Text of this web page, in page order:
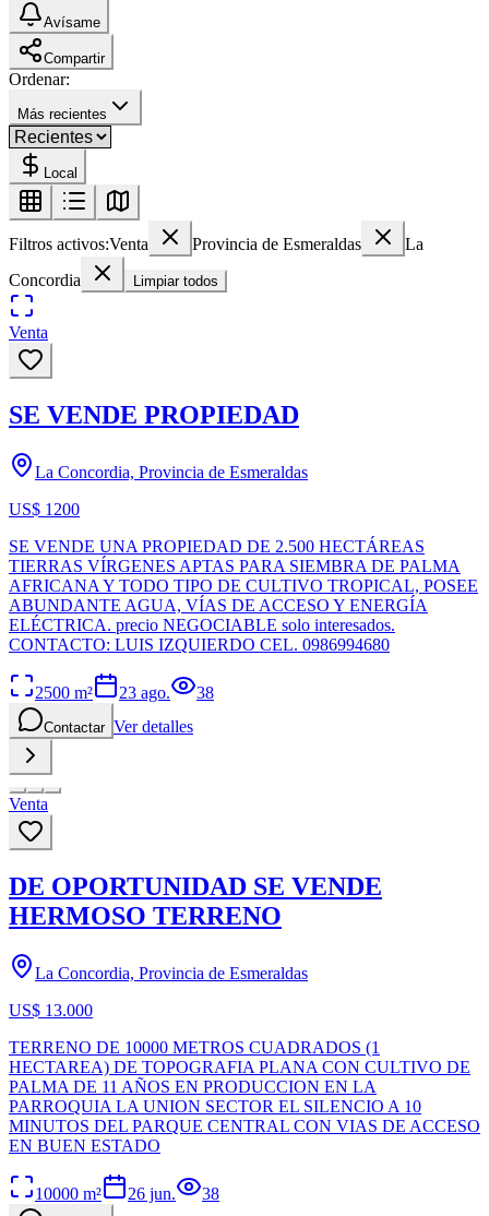
Avísame
Compartir
Ordenar:
Más recientes
Local
Filtros activos:Venta Provincia de Esmeraldas
La
Concordia
Limpiar todos
Venta
SE VENDE PROPIEDAD
La Concordia, Provincia de Esmeraldas
US$ 1200
SE VENDE UNA PROPIEDAD DE 2.500 HECTÁREAS
TIERRAS VÍRGENES APTAS PARA SIEMBRA DE PALMA
AFRICANA Y TODO TIPO DE CULTIVO TROPICAL, POSEE
ABUNDANTE AGUA, VÍAS DE ACCESO Y ENERGÍA
ELÉCTRICA. precio NEGOCIABLE solo interesados.
CONTACTO: LUIS IZQUIERDO CEL. 0986994680
2500 m² 23 ago. 38
Contactar Ver detalles
Venta
DE OPORTUNIDAD SE VENDE
HERMOSO TERRENO
La Concordia, Provincia de Esmeraldas
US$ 13.000
TERRENO DE 10000 METROS CUADRADOS (1
HECTAREA) DE TOPOGRAFIA PLANA CON CULTIVO DE
PALMA DE 11 AÑOS EN PRODUCCION EN LA
PARROQUIA LA UNION SECTOR EL SILENCIO A 10
MINUTOS DEL PARQUE CENTRAL CON VIAS DE ACCESO
EN BUEN ESTADO
10000 m² 26 jun. 38